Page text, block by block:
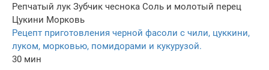
Репчатый лук Зубчик чеснока Соль и молотый перец
Цукини Морковь
Рецепт приготовления черной фасоли с чили, цуккини,
луком, морковью, помидорами и кукурузой.
30 мин